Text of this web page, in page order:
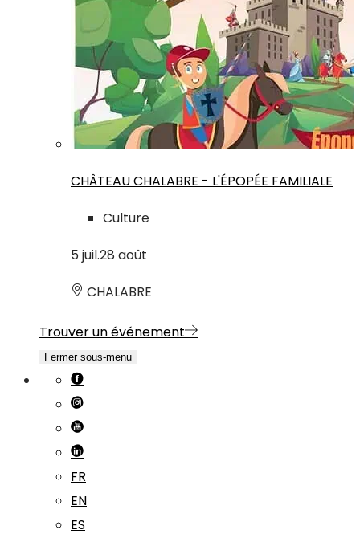
CHÂTEAU CHALABRE - L'ÉPOPÉE FAMILIALE
Culture
5 juil.28 août
CHALABRE
Trouver un événement
Fermer sous-menu
FR
EN
ES